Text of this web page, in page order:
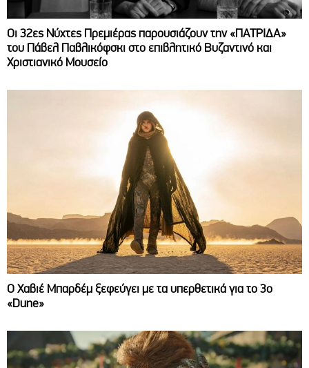
Οι 32ες Νύχτες Πρεμιέρας παρουσιάζουν την «ΠΑΤΡΙΔΑ»
του Πάβελ Παβλικόφσκι στο επιβλητικό Βυζαντινό και
Χριστιανικό Μουσείο
O Χαβιέ Μπαρδέμ ξεφεύγει με τα υπερθετικά για το 3ο
«Dune»